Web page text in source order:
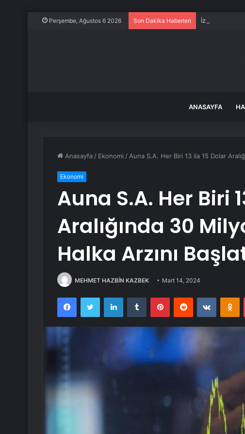
Perşembe, Ağustos 6 2026 Son Dakika Haberleri İzmir’den
ANASAYFA
Anasayfa / Ekonomi / Auna S.A. Her Biri 13 ila 15 Dolar
Ekonomi
Auna S.A. Her Biri
Aralığında 30
Halka Arzını
MEHMET HAZBİN KAZBEK Mart 14, 2024
FacebookTwitter LinkedInTumblr PinterestReddit